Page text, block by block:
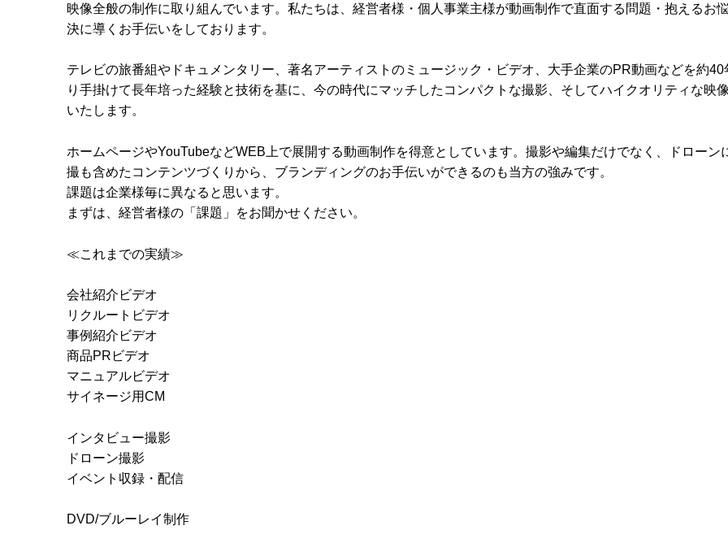
映像全般の制作に取り組んでいます。私たちは、経営者様・個人事業主様が動画制作で直面する問題・抱えるお
決に導くお手伝いをしております。
テレビの旅番組やドキュメンタリー、著名アーティストのミュージック・ビデオ、大手企業のPR動画などを約40
り手掛けて長年培った経験と技術を基に、今の時代にマッチしたコンパクトな撮影、そしてハイクオリティな映
いたします。
ホームページやYouTubeなどWEB上で展開する動画制作を得意としています。撮影や編集だけでなく、ドローン
撮も含めたコンテンツづくりから、ブランディングのお手伝いができるのも当方の強みです。
課題は企業様毎に異なると思います。
まずは、経営者様の「課題」をお聞かせください。
≪これまでの実績≫
会社紹介ビデオ
リクルートビデオ
事例紹介ビデオ
商品PRビデオ
マニュアルビデオ
サイネージ用CM
インタビュー撮影
ドローン撮影
イベント収録・配信
DVD/ブルーレイ制作